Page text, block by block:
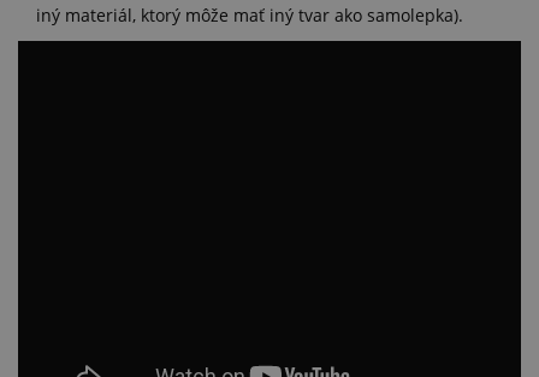
iný materiál, ktorý môže mať iný tvar ako samolepka).